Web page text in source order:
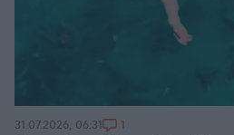
31.07.2026, 06:31 1